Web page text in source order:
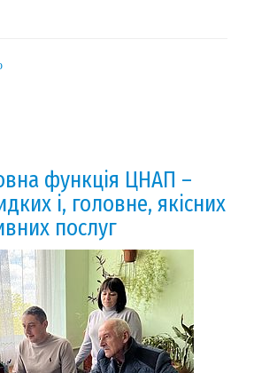
функція ЦНАП –
і, головне, якісних
послуг